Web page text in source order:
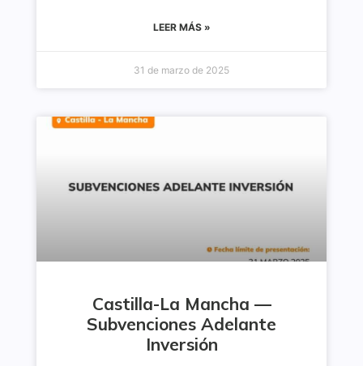
LEER MÁS »
31 de marzo de 2025
Castilla-La Mancha —
Subvenciones Adelante
Inversión